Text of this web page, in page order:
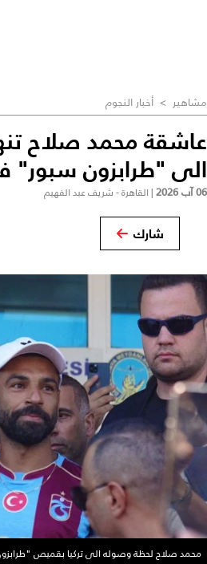
مشاهير > أخبار النجوم
عاشقة محمد صلاح
الى "طرابزون سبور"
06 آب 2026 | القاهرة - شريف عبد الفهيم
شارك
محمد صلاح لحظة وصوله الى تركيا بقميص